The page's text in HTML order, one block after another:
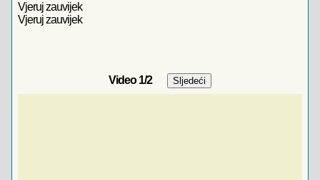
Vjeruj zauvijek
Vjeruj zauvijek
Video1/2